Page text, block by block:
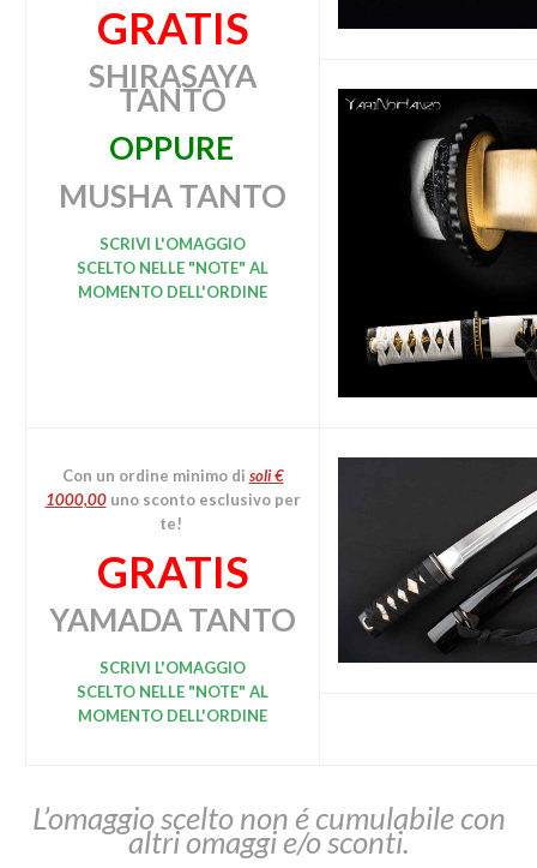
GRATIS
SHIRASAYA
TANTO
OPPURE
MUSHA TANTO
SCRIVI L'OMAGGIO
SCELTO NELLE "NOTE" AL
MOMENTO DELL'ORDINE
Con un ordine minimo di soli €
1000,00 uno sconto esclusivo per
te!
GRATIS
YAMADA TANTO
SCRIVI L'OMAGGIO
SCELTO NELLE "NOTE" AL
MOMENTO DELL'ORDINE
L’omaggio scelto non é cumulabile con
altri omaggi e/o sconti.